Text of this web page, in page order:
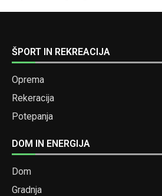
ŠPORT IN REKREACIJA
Oprema
Rekeracija
Potepanja
DOM IN ENERGIJA
Dom
Gradnja